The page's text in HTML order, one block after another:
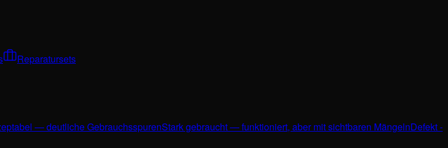
Reparatursets
— deutliche GebrauchsspurenStark gebraucht — funktioniert, aber mit sichtbaren MängelnDefekt -